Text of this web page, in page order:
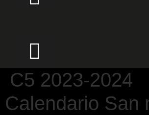
C5 2023-2024
Calendario San